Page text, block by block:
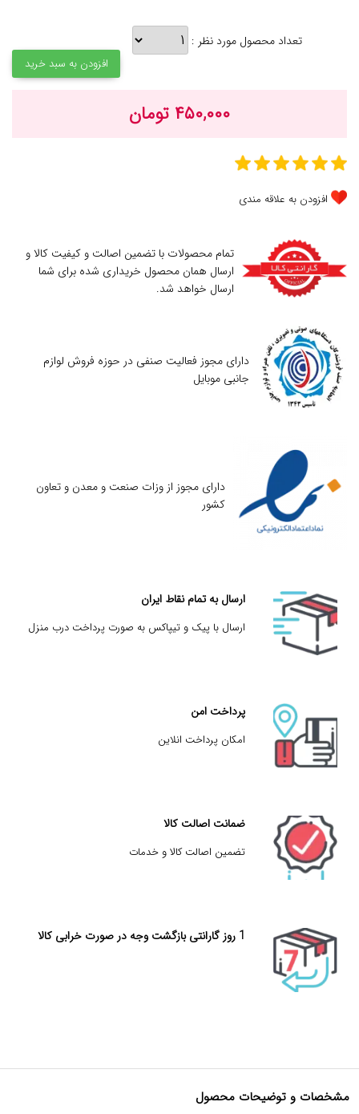
تعداد محصول مورد نظر :
افزودن به سبد خرید
۴۵۰,۰۰۰ تومان
افزودن به علاقه مندی
تمام محصولات با تضمین اصالت و کیفیت کالا و
ارسال همان محصول خریداری شده برای شما
ارسال خواهد شد.
دارای مجوز فعالیت صنفی در حوزه فروش لوازم
جانبی موبایل
دارای مجوز از وزات صنعت و معدن و تعاون
کشور
ارسال به تمام نقاط ایران
ارسال با پیک و تیپاکس به صورت پرداخت درب منزل
پرداخت امن
امکان پرداخت انلاین
ضمانت اصالت کالا
تضمین اصالت کالا و خدمات
1 روز گارانتی بازگشت وجه در صورت خرابی کالا
مشخصات و توضیحات محصول